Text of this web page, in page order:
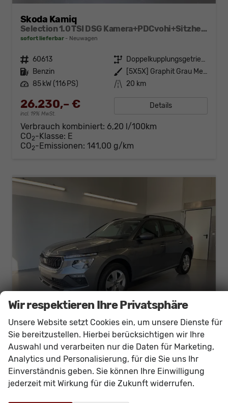
Skoda Kamiq
Selection 1.0 TSI DSG Kamera+PDCvohi+Sitzheizung+AppConnect+Sunset+Alu16
sofort lieferbar Neuwagen
Fahrzeugnr. 60613 Getriebe
Doppelkupplungsgetriebe (DSG)
Kraftstoff Benzin Außenfarbe
[5X5X] Graphit Grau Metallic
Leistung 85 kW (116 PS) Kilometerstand 20 km
26.230,– €
incl. 19% MwSt.
Details
Verbrauch kombiniert: 6,20 l/100km
CO2-Klasse: E
CO2-Emissionen: 141,00 g/km
Skoda Kamiq
sofort lieferbar
Fahrzeugnr. 60614 Getriebe
Wir respektieren Ihre Privatsphäre
Unsere Website setzt Cookies ein, um unsere Dienste für
Sie bereitzustellen. Hierbei berücksichtigen wir Ihre
Auswahl und verarbeiten nur die Daten für Marketing,
Analytics und Personalisierung, für die Sie uns Ihr
Einverständnis geben. Sie können Ihre Einwilligung
jederzeit mit Wirkung für die Zukunft widerrufen.